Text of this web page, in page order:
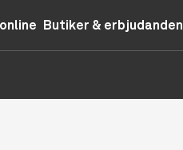
Butiker & erbjudanden